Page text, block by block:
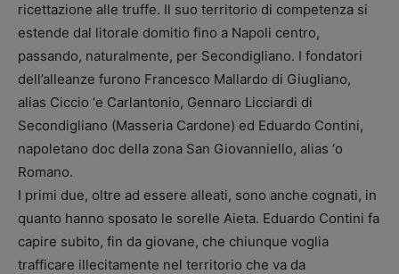
ricettazione alle truffe. Il suo territorio di competenza si
estende dal litorale domitio fino a Napoli centro,
passando, naturalmente, per Secondigliano. I fondatori
dell’alleanze furono Francesco Mallardo di Giugliano,
alias Ciccio ‘e Carlantonio, Gennaro Licciardi di
Secondigliano (Masseria Cardone) ed Eduardo Contini,
napoletano doc della zona San Giovanniello, alias ‘o
Romano.
I primi due, oltre ad essere alleati, sono anche cognati, in
quanto hanno sposato le sorelle Aieta. Eduardo Contini fa
capire subito, fin da giovane, che chiunque voglia
trafficare illecitamente nel territorio che va da